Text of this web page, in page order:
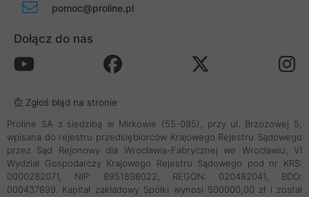
pomoc@proline.pl
Dołącz do nas
Zgłoś błąd na stronie
Proline SA z siedzibą w Mirkowie (55-095), przy ul. Brzozowej 5,
wpisana do rejestru przedsiębiorców Krajowego Rejestru Sądowego
przez Sąd Rejonowy dla Wrocławia-Fabrycznej we Wrocławiu, VI
Wydział Gospodarczy Krajowego Rejestru Sądowego pod nr KRS:
0000282071, NIP: 8951898022, REGON: 020482041, BDO:
000437899. Kapitał zakładowy Spółki wynosi 500000,00 zł i został